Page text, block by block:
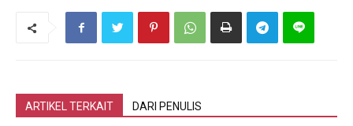
ARTIKEL TERKAIT DARI PENULIS